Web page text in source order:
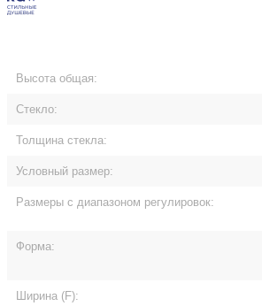
Высота общая:
Стекло:
Толщина стекла:
Условный размер:
Размеры с диапазоном регулировок:
Форма:
Ширина (F):